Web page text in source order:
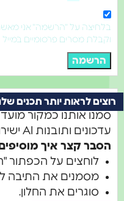
בלחיצה על "הרשמה" אני מאשר/ת
וקבלת מסרים פרסומיים במייל
הרשמה
לראות יותר תכנים שלנו?
סמנו אותנו כמקור מועדף
עדכונים ותובנות AI ישירות בתוצאות החיפוש!
הסבר קצר איך מוסיפים:
לוחצים על הכפתור
מסמנים את התיבה ליד Let’s AI.
סוגרים את החלון.